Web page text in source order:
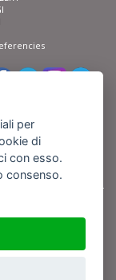
le fotografie recanti il
s.a.s. che ne
2012 e seguenti
per
di
con esso.
consenso.